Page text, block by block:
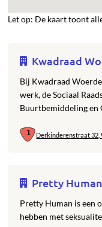
Let op: De kaart toont
Kwadraad
Bij Kwadraad
werk, de Sociaal
Buurtbemiddeling en
Derkinderenstraat 32,
Pretty Human
Pretty Human is een
hebben met